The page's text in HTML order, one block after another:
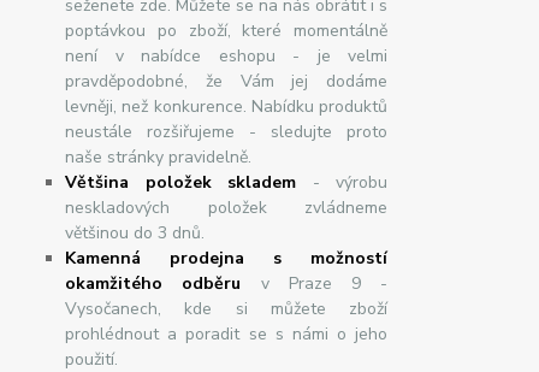
seženete zde. Můžete se na nás obrátit i s
poptávkou po zboží, které momentálně
není v nabídce eshopu - je velmi
pravděpodobné, že Vám jej dodáme
levněji, než konkurence. Nabídku produktů
neustále rozšiřujeme - sledujte proto
naše stránky pravidelně.
Většina položek skladem - výrobu
neskladových položek zvládneme
většinou do 3 dnů.
Kamenná prodejna s možností
okamžitého odběru v Praze 9 -
Vysočanech, kde si můžete zboží
prohlédnout a poradit se s námi o jeho
použití.